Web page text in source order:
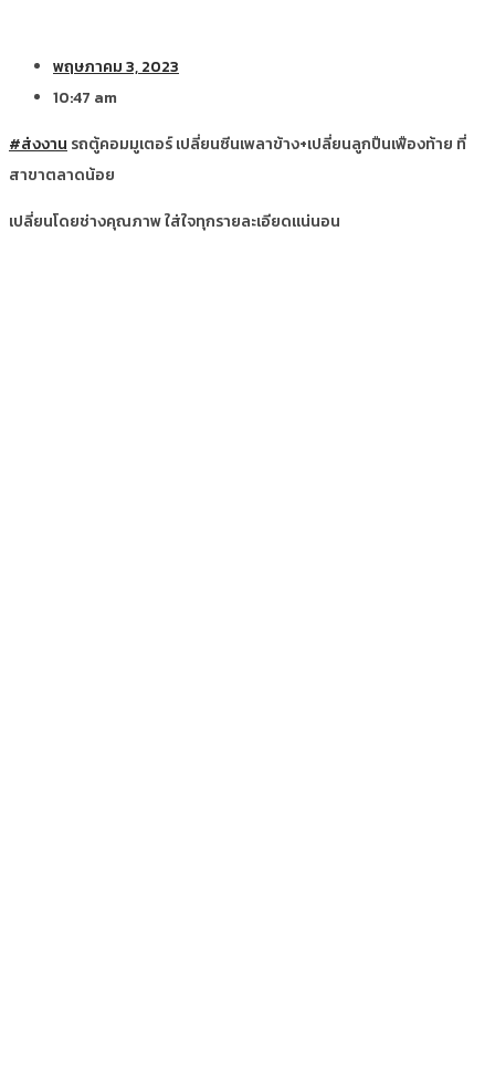
พฤษภาคม 3, 2023
10:47 am
#ส่งงาน รถตู้คอมมูเตอร์ เปลี่ยนซีนเพลาข้าง+เปลี่ยนลูกปืนเฟืองท้าย ที่
สาขาตลาดน้อย
เปลี่ยนโดยช่างคุณภาพ ใส่ใจทุกรายละเอียดแน่นอน